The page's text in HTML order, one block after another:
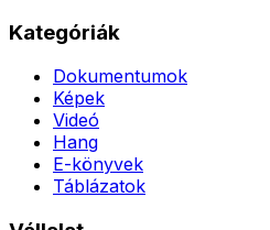
Kategóriák
Dokumentumok
Képek
Videó
Hang
E-könyvek
Táblázatok